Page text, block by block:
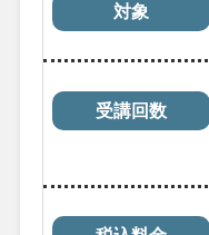
対象
受講回数